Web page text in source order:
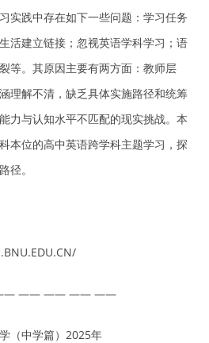
实践中存在如下一些问题：学习任务
活建立链接；忽视英语学科学习；语
等。其原因主要有两方面：教师层
理解不清，缺乏具体实施路径和统筹
力与认知水平不匹配的现实挑战。本
本位的高中英语跨学科主题学习，探
径。
—— —— —— ——
（中学篇）2025年